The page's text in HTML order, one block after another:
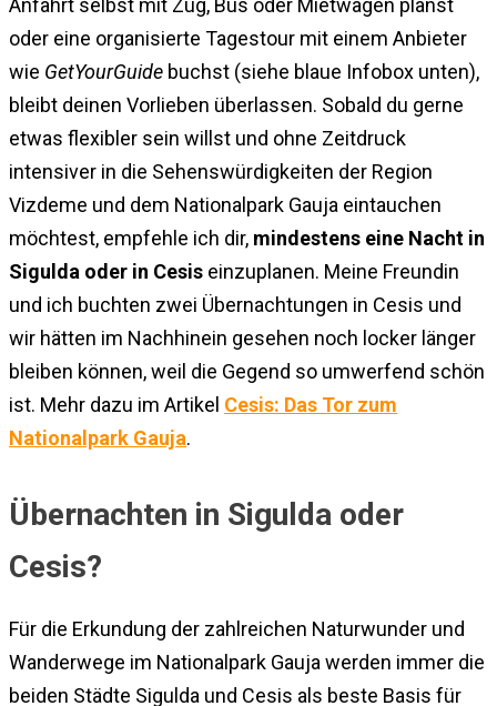
oder eine organisierte Tagestour mit einem Anbieter
wie GetYourGuide buchst (siehe blaue Infobox unten),
bleibt deinen Vorlieben überlassen. Sobald du gerne
etwas flexibler sein willst und ohne Zeitdruck
intensiver in die Sehenswürdigkeiten der Region
Vizdeme und dem Nationalpark Gauja eintauchen
möchtest, empfehle ich dir, mindestens eine Nacht in
Sigulda oder in Cesis einzuplanen. Meine Freundin
und ich buchten zwei Übernachtungen in Cesis und
wir hätten im Nachhinein gesehen noch locker länger
bleiben können, weil die Gegend so umwerfend schön
ist. Mehr dazu im Artikel Cesis: Das Tor zum
Nationalpark Gauja.
Übernachten in Sigulda oder
Cesis?
Für die Erkundung der zahlreichen Naturwunder und
Wanderwege im Nationalpark Gauja werden immer die
beiden Städte Sigulda und Cesis als beste Basis für